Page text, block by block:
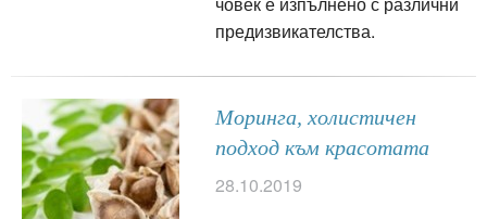
предизвикателства.
Моринга, холистичен
подход към красотата
28.10.2019